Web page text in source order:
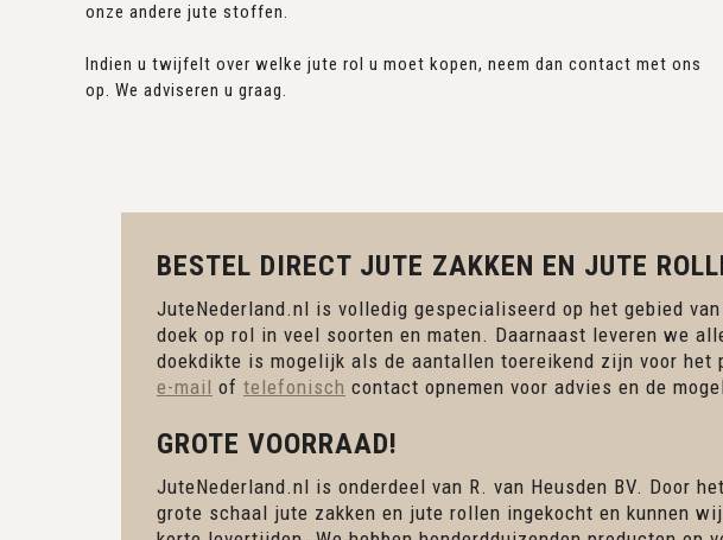
onze andere jute stoffen.
Indien u twijfelt over welke jute rol u moet kopen, neem dan contact met ons
op. We adviseren u graag.
BESTEL DIRECT JUTE ZAKKEN EN JUTE
JuteNederland.nl is volledig gespecialiseerd op het gebied
doek op rol in veel soorten en maten. Daarnaast leveren we
doekdikte is mogelijk als de aantallen toereikend zijn voor
e-mail of telefonisch contact opnemen voor advies en de
GROTE VOORRAAD!
JuteNederland.nl is onderdeel van R. van Heusden BV. Door
grote schaal jute zakken en jute rollen ingekocht en kunnen